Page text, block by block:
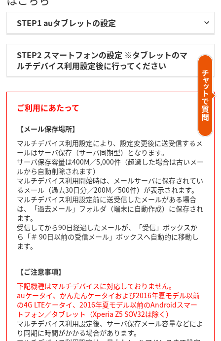
STEP1 auタブレットの設定
STEP2 スマートフォンの設定 ※タブレットのマ
ルチデバイス利用設定後に行ってください
ご利用にあたって
【メール保存場所】
マルチデバイス利用設定により、設定変更後に送受信するメ
ールはサーバ保存（サーバ同期型）となります。
サーバ保存容量は400M／5,000件（超過した場合は古いメー
ルから自動削除されます）
マルチデバイス利用開始時は、メールサーバに保存されてい
るメール（過去30日分／200M／500件）が表示されます。
マルチデバイス利用設定前に送受信したメールがある場合
は、「過去メール」フォルダ（端末に自動作成）に保存され
ます。
受信してから90日経過したメールが、「受信」ボックスか
ら「＃ 90日以前の受信メール」ボックスへ自動的に移動し
ます。
【ご注意事項】
下記機種はマルチデバイスに対応しておりません。
auケータイ、かんたんケータイおよび2016年夏モデル以前
の4G LTEケータイ、2016年夏モデル以前のAndroidスマー
トフォン／タブレット（Xperia Z5 SOV32は除く）
マルチデバイス利用設定後、サーバ保存メール容量などによ
り同期に時間がかかる場合があります。